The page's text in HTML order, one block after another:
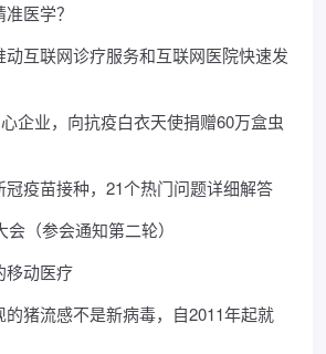
医学？
动互联网诊疗服务和互联网医院快速发
企业，向抗疫白衣天使捐赠60万盒虫
冠疫苗接种，21个热门问题详细解答
（参会通知第二轮）
移动医疗
猪流感不是新病毒，自2011年起就